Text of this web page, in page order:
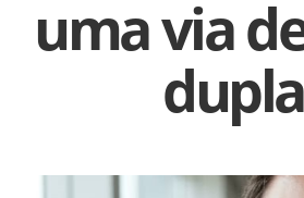
uma via
dupla